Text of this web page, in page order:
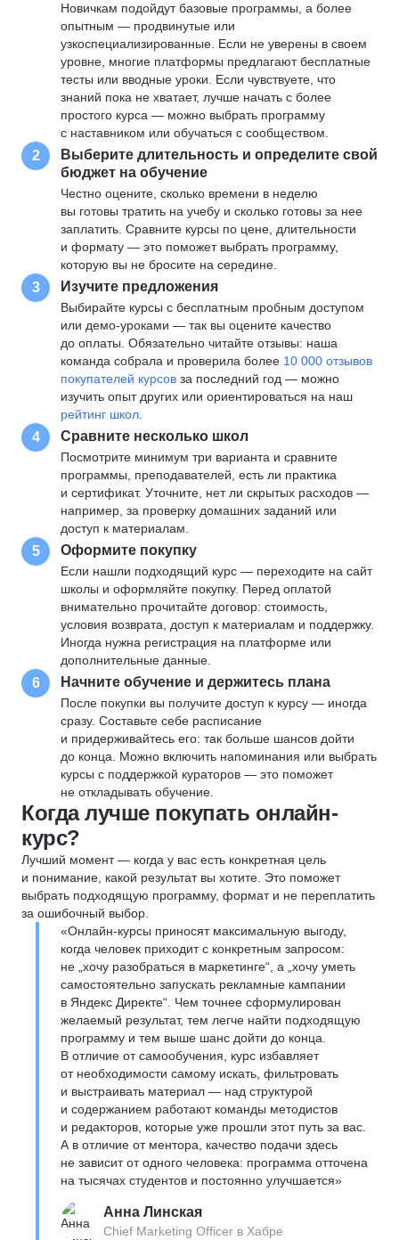
Новичкам подойдут базовые программы, а более
опытным — продвинутые или
узкоспециализированные. Если не уверены в своем
уровне, многие платформы предлагают бесплатные
тесты или вводные уроки. Если чувствуете, что
знаний пока не хватает, лучше начать с более
простого курса — можно выбрать программу
с наставником или обучаться с сообществом.
2
Выберите длительность и определите свой
бюджет на обучение
Честно оцените, сколько времени в неделю
вы готовы тратить на учебу и сколько готовы за нее
заплатить. Сравните курсы по цене, длительности
и формату — это поможет выбрать программу,
которую вы не бросите на середине.
3 Изучите предложения
Выбирайте курсы с бесплатным пробным доступом
или демо-уроками — так вы оцените качество
до оплаты. Обязательно читайте отзывы: наша
команда собрала и проверила более 10 000 отзывов
покупателей курсов за последний год — можно
изучить опыт других или ориентироваться на наш
рейтинг школ
4 Сравните несколько школ
Посмотрите минимум три варианта и сравните
программы, преподавателей, есть ли практика
и сертификат. Уточните, нет ли скрытых расходов —
например, за проверку домашних заданий или
доступ к материалам.
5 Оформите покупку
Если нашли подходящий курс — переходите на сайт
школы и оформляйте покупку. Перед оплатой
внимательно прочитайте договор: стоимость,
условия возврата, доступ к материалам и поддержку.
Иногда нужна регистрация на платформе или
дополнительные данные.
6 Начните обучение и держитесь плана
После покупки вы получите доступ к курсу — иногда
сразу. Составьте себе расписание
и придерживайтесь его: так больше шансов дойти
до конца. Можно включить напоминания или выбрать
курсы с поддержкой кураторов — это поможет
не откладывать обучение.
Когда лучше покупать онлайн-
курс?
Лучший момент — когда у вас есть конкретная цель
и понимание, какой результат вы хотите. Это поможет
выбрать подходящую программу, формат и не переплатить
за ошибочный выбор.
«Онлайн-курсы приносят максимальную выгоду,
когда человек приходит с конкретным запросом:
не „хочу разобраться в маркетинге“, а „хочу уметь
самостоятельно запускать рекламные кампании
в Яндекс Директе“. Чем точнее сформулирован
желаемый результат, тем легче найти подходящую
программу и тем выше шанс дойти до конца.
В отличие от самообучения, курс избавляет
от необходимости самому искать, фильтровать
и выстраивать материал — над структурой
и содержанием работают команды методистов
и редакторов, которые уже прошли этот путь за вас.
А в отличие от ментора, качество подачи здесь
не зависит от одного человека: программа отточена
на тысячах студентов и постоянно улучшается»
Анна Линская
Chief Marketing Officer в Хабре